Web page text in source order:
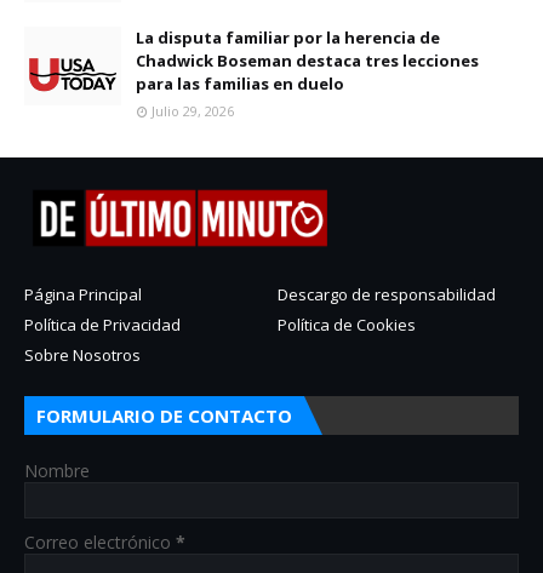
La disputa familiar por la herencia de
Chadwick Boseman destaca tres lecciones
para las familias en duelo
Julio 29, 2026
Página Principal
Descargo de responsabilidad
Política de Privacidad
Política de Cookies
Sobre Nosotros
FORMULARIO DE CONTACTO
Nombre
Correo electrónico *